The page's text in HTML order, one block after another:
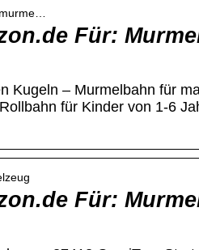
Für:
Kugeln – Murmelbahn für
für Kinder von 1-6
Für: